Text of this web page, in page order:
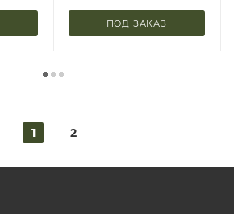
ПОД ЗАКАЗ
1 2